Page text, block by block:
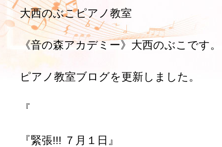
大西のぶこピアノ教室
《音の森アカデミー》大西のぶこです。
ピアノ教室ブログを更新しました。
『
『緊張!!! ７月１日』